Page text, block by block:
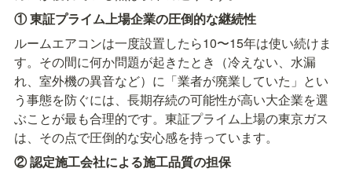
① 東証プライム上場企業の圧倒的な継続性
ルームエアコンは一度設置したら10〜15年は使い続けま
す。その間に何か問題が起きたとき（冷えない、水漏
れ、室外機の異音など）に「業者が廃業していた」とい
う事態を防ぐには、長期存続の可能性が高い大企業を選
ぶことが最も合理的です。東証プライム上場の東京ガス
は、その点で圧倒的な安心感を持っています。
② 認定施工会社による施工品質の担保